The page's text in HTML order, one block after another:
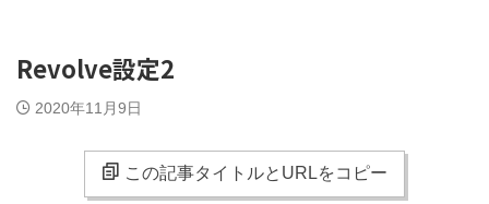
Revolve設定2
2020年11月9日
この記事タイトルとURLをコピー